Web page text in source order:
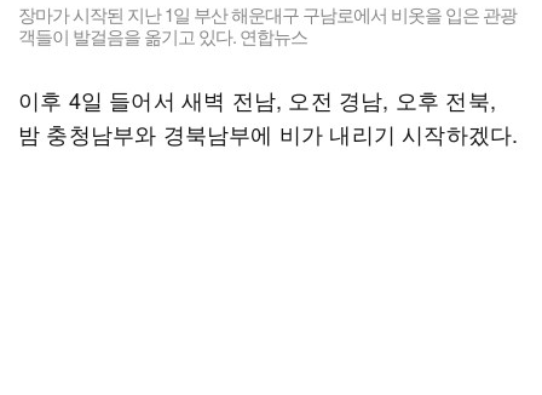
장마가 시작된 지난 1일 부산 해운대구 구남로에서 비옷을 입은 관광
객들이 발걸음을 옮기고 있다. 연합뉴스
이후 4일 들어서 새벽 전남, 오전 경남, 오후 전북,
밤 충청남부와 경북남부에 비가 내리기 시작하겠다.